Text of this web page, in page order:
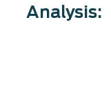
Analysis: